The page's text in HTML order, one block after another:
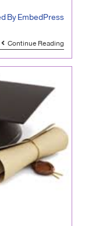
By EmbedPress
Continue Reading